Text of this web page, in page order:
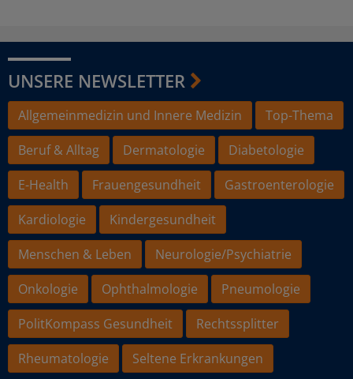
UNSERE NEWSLETTER
Allgemeinmedizin und Innere Medizin
Top-Thema
Beruf & Alltag
Dermatologie
Diabetologie
E-Health
Frauengesundheit
Gastroenterologie
Kardiologie
Kindergesundheit
Menschen & Leben
Neurologie/Psychiatrie
Onkologie
Ophthalmologie
Pneumologie
PolitKompass Gesundheit
Rechtssplitter
Rheumatologie
Seltene Erkrankungen